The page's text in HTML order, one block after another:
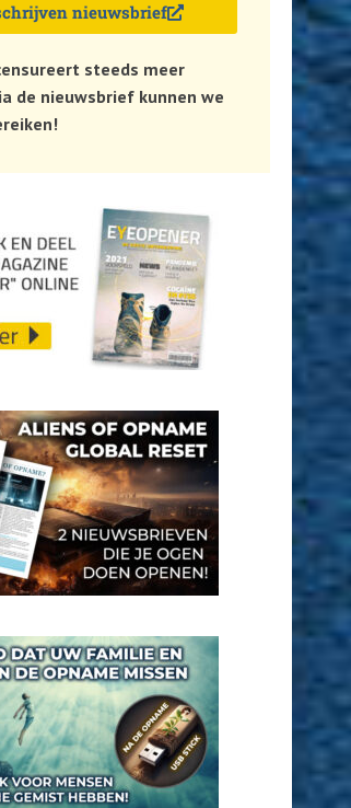
nieuwsbrief
steeds meer
de nieuwsbrief kunnen we